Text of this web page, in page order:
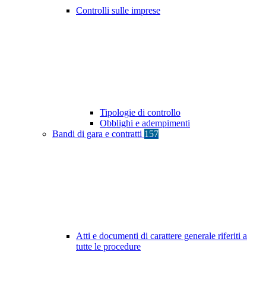
Controlli sulle imprese
Tipologie di controllo
Obblighi e adempimenti
Bandi di gara e contratti 157
Atti e documenti di carattere generale riferiti a
tutte le procedure